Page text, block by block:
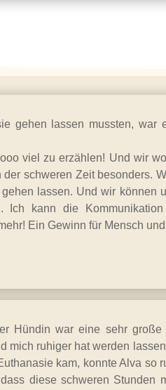
gehen lassen mussten, war
viel zu erzählen! Und wir
schweren Zeit besonders.
lassen. Und wir können
Ich kann die
Ein Gewinn für Mensch und
Hündin war eine sehr
mich ruhiger hat werden
kam, konnte Alva so
diese schweren Stunden